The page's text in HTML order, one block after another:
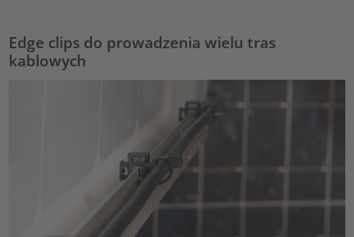
Edge clips do prowadzenia wielu tras
kablowych